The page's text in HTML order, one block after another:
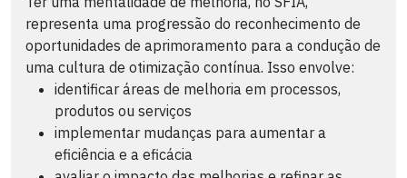
representa uma progressão do reconhecimento de
oportunidades de aprimoramento para a condução de
uma cultura de otimização contínua. Isso envolve:
identificar áreas de melhoria em processos,
produtos ou serviços
implementar mudanças para aumentar a
eficiência e a eficácia